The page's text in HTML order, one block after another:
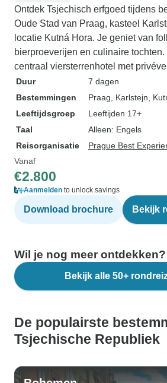
Ontdek Tsjechisch erfgoed tijdens
Oude Stad van Praag, kasteel
locatie Kutná Hora. Je geniet van
bierproeverijen en culinaire
centraal viersterrenhotel met
Duur
7 dagen
Bestemmingen
Praag , Karlstejn ,
Leeftijdsgroep
Leeftijden 17+
Taal
Alleen: Engels
Reisorganisatie
Prague Best
Vanaf
€2.800
Aanmelden to unlock savings
Download brochure Bekijk
Wil je nog meer ontdekken?
Bekijk alle 50+
De populairste
Tsjechische Republiek